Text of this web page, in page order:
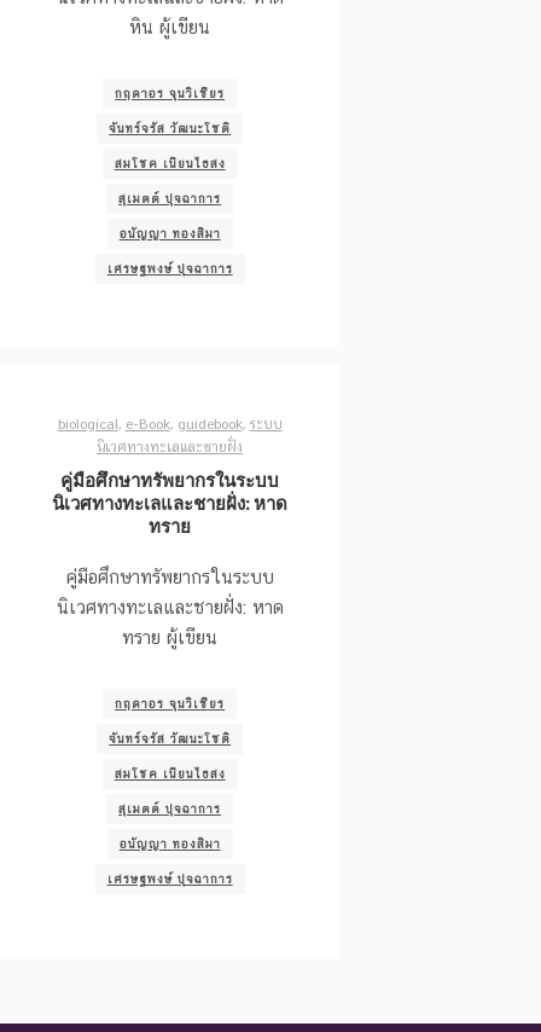
หิน ผู้เขียน
กฤดาอร จุนวิเชียร
จันทร์จรัส วัฒนะโชติ
สมโชค เนียนไธสง
สุเมตต์ ปุจฉาการ
อนัญญา ทองสิมา
เศรษฐพงษ์ ปุจฉาการ
biological, e-Book, guidebook, ระบบ
นิเวศทางทะเลและชายฝั่ง
คู่มือศึกษาทรัพยากรในระบบ
นิเวศทางทะเลและชายฝั่ง: หาด
ทราย
คู่มือศึกษาทรัพยากรในระบบ
นิเวศทางทะเลและชายฝั่ง: หาด
ทราย ผู้เขียน
กฤดาอร จุนวิเชียร
จันทร์จรัส วัฒนะโชติ
สมโชค เนียนไธสง
สุเมตต์ ปุจฉาการ
อนัญญา ทองสิมา
เศรษฐพงษ์ ปุจฉาการ